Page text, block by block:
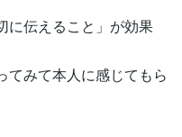
に伝えること」が効果
てみて本人に感じてもら